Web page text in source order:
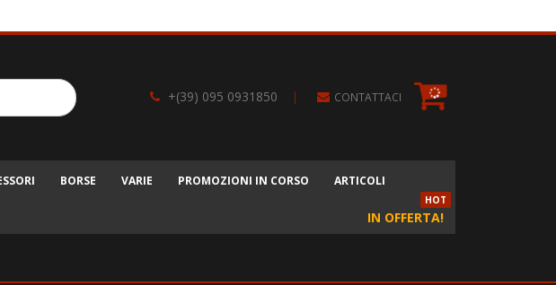
+(39) 095 0931850 | CONTATTACI
BORSE VARIE PROMOZIONI IN CORSO ARTICOLI
IN OFFERTA!
HOT